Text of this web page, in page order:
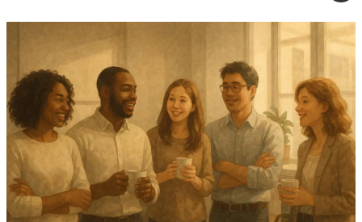
限委譲と雑談が教えてくれたこと